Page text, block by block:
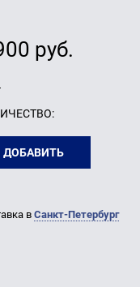
руб.
ДОБАВИТЬ
вСанкт-Петербург